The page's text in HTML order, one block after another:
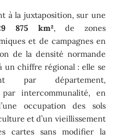
à la juxtaposition, sur une
875 km², de zones
et de campagnes en
de la densité normande
un chiffre régional : elle se
par département,
par intercommunalité, en
occupation des sols
et d’un vieillissement
cartes sans modifier la